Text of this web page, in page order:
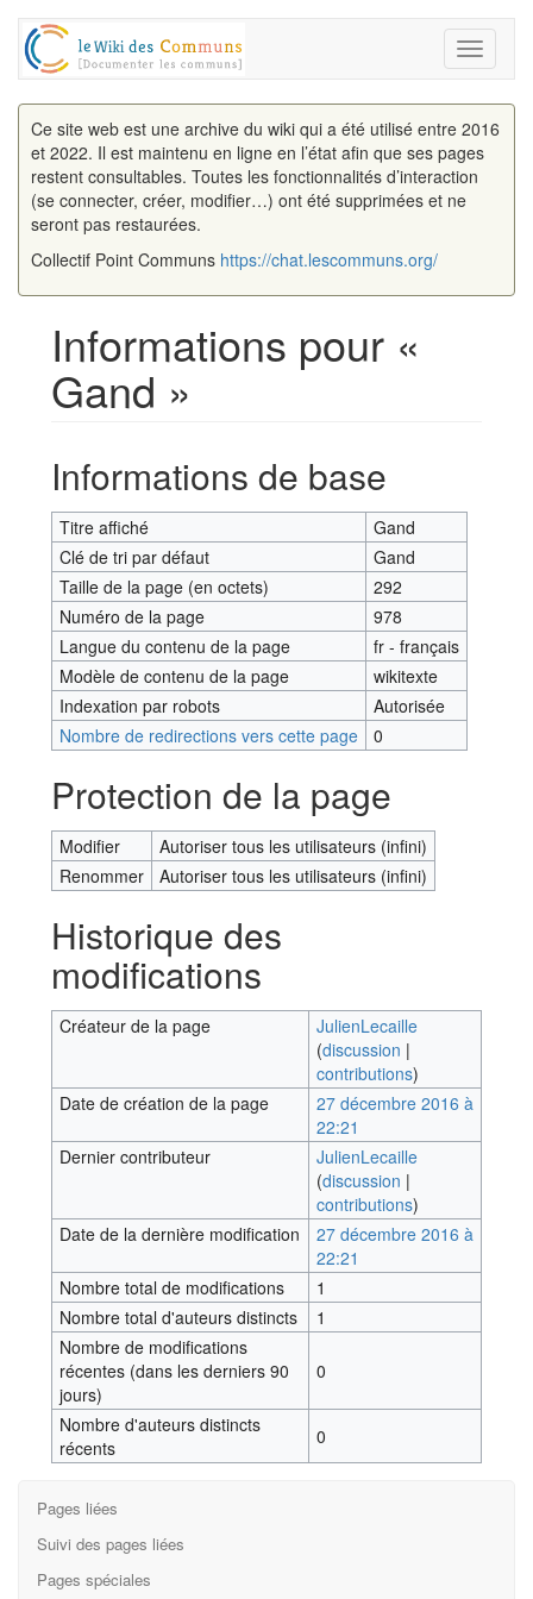
Toggle
Ce site web est une archive du wiki qui a été utilisé entre 2016
et 2022. Il est maintenu en ligne en l’état afin que ses pages
restent consultables. Toutes les fonctionnalités d’interaction
(se connecter, créer, modifier…) ont été supprimées et ne
seront pas restaurées.
Collectif Point Communs https://chat.lescommuns.org/
Informations pour «
Gand »
Informations de base
Titre affiché
Gand
Clé de tri par défaut
Gand
Taille de la page (en octets)
292
Numéro de la page
978
Langue du contenu de la page
fr - français
Modèle de contenu de la page
wikitexte
Indexation par robots
Autorisée
Nombre de redirections vers cette page
0
Protection de la page
Modifier
Autoriser tous les utilisateurs (infini)
Renommer
Autoriser tous les utilisateurs (infini)
Historique des
modifications
Créateur de la page
JulienLecaille
(discussion |
contributions)
Date de création de la page
27 décembre 2016 à
22:21
Dernier contributeur
JulienLecaille
(discussion |
contributions)
Date de la dernière modification
27 décembre 2016 à
22:21
Nombre total de modifications
1
Nombre total d'auteurs distincts
1
Nombre de modifications
récentes (dans les derniers 90
jours)
0
Nombre d'auteurs distincts
récents
0
Pages liées
Suivi des pages liées
Pages spéciales